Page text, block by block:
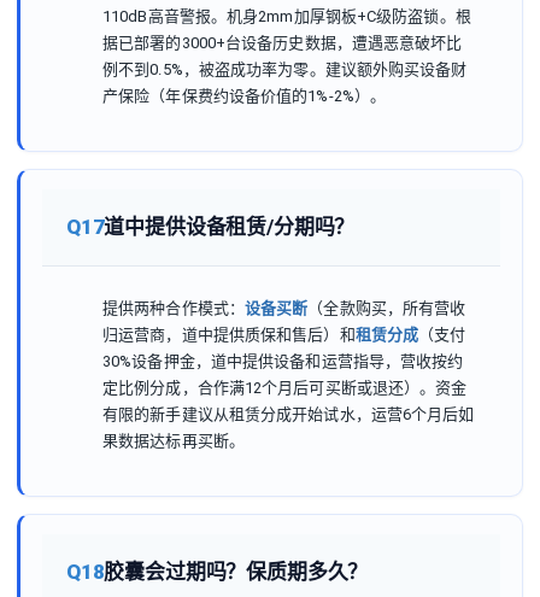
110dB高音警报。机身2mm加厚钢板+C级防盗锁。根
据已部署的3000+台设备历史数据，遭遇恶意破坏比
例不到0.5%，被盗成功率为零。建议额外购买设备财
产保险（年保费约设备价值的1%-2%）。
Q17道中提供设备租赁/分期吗？
提供两种合作模式： 设备买断 （全款购买，所有营收
归运营商，道中提供质保和售后）和租赁分成 （支付
30%设备押金，道中提供设备和运营指导，营收按约
定比例分成，合作满12个月后可买断或退还）。资金
有限的新手建议从租赁分成开始试水，运营6个月后如
果数据达标再买断。
Q18胶囊会过期吗？保质期多久？